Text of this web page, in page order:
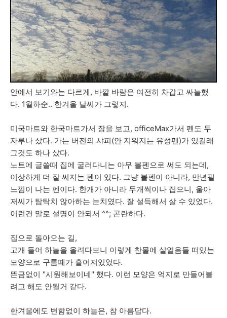
안에서 보기와는 다르게, 바깥 바람은 여전히 차갑고 싸늘했
다. 1월하순.. 한겨울 날씨가 그렇지.
미국마트와 한국마트가서 장을 보고, officeMax가서 펜도 두
자루나 샀다. 가는 버전의 샤피(안 지워지는 유성펜)가 있길래
그것도 하나 샀다.
노트에 글쓸때 집에 굴러다니는 아무 볼펜으로 써도 되는데,
이상하게 더 잘 써지는 펜이 있다. 그냥 볼펜이 아니라, 만년필
느낌이 나는 펜이다. 한개가 아니라 두개씩이나 집으니, 울아
저씨가 탐탁치 않아하는 눈치였다. 잘 설득해서 살 수 있었다.
이런건 말로 설명이 안되서 ^^; 곤란하다.
집으로 돌아오는 길,
고개 들어 하늘을 올려다보니 이렇게 찬물에 살얼음들 떠있는
모양으로 구름떼가 흩어져있었다.
뜬금없이 "시원해보이네" 했다. 이런 모양은 억지로 만들어볼
려고 해도 안될거 같다.
한겨울에도 변함없이 하늘은, 참 아름답다.